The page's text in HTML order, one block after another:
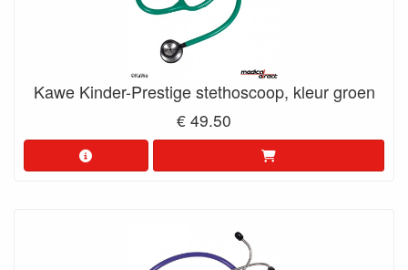
Kawe Kinder-Prestige stethoscoop, kleur groen
€ 49.50